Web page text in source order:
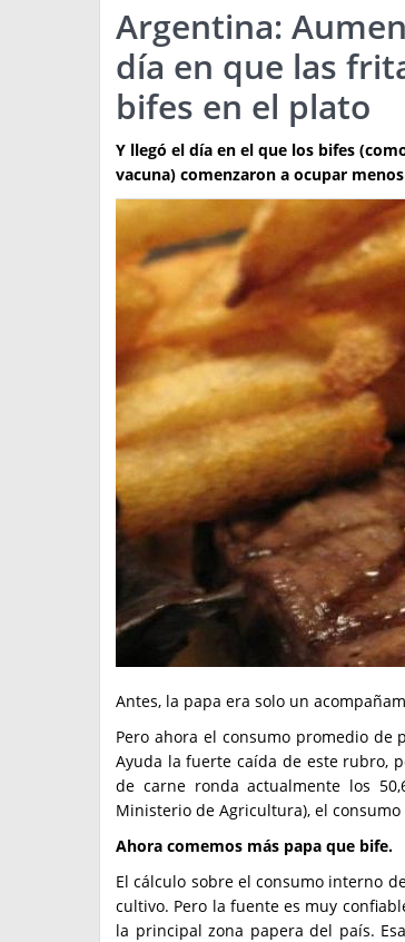
Argentina:
día en que las
bifes en el plato
Y llegó el día en el que los bifes
vacuna) comenzaron a ocupar
Antes, la papa era solo un
Pero ahora el consumo promedio
Ayuda la fuerte caída de este rubro,
de carne ronda actualmente los
Ministerio de Agricultura), el
Ahora comemos más papa que bife.
El cálculo sobre el consumo interno
cultivo. Pero la fuente es muy
la principal zona papera del país.